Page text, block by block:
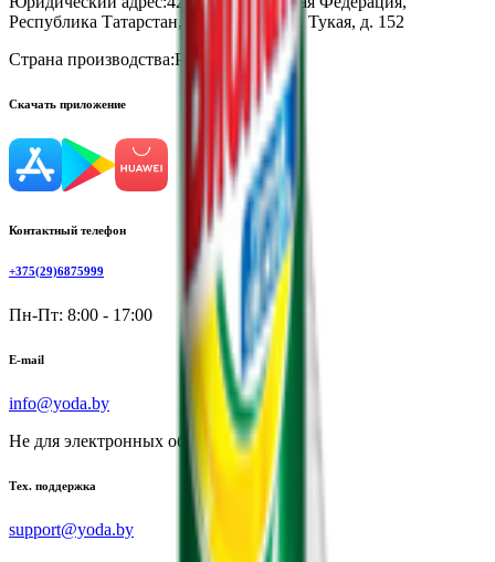
Республика Татарстан, г. Казань, ул., Г. Тукая, д. 152
Страна производства:Россия
Скачать приложение
Контактный телефон
+375(29)6875999
Пн-Пт: 8:00 - 17:00
E-mail
info@yoda.by
Не для электронных обращений
Тех. поддержка
support@yoda.by